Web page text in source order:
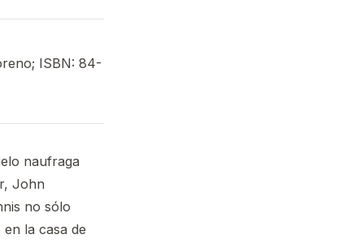
ISBN: 84-
naufraga
John
no sólo
la casa de